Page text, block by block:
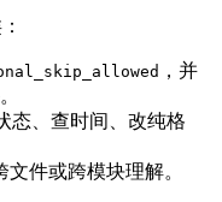
，并
、查时间、改纯格
件或跨模块理解。